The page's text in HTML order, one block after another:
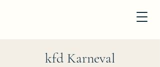
kfd Karneval